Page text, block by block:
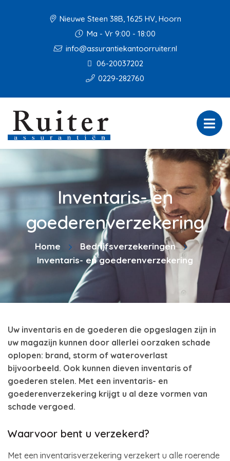
Nieuwe Steen 38B, 1625 HV, Hoorn
Ma - Vr 9:00 - 18:00
info@assurantiekantoorruiter.nl
06-20037202
0229-282760
Inventaris- en
goederenverzekering
Home
Bedrijfsverzekeringen
Inventaris- en goederenverzekering
Uw inventaris en de goederen die opgeslagen zijn in
uw magazijn kunnen door allerlei oorzaken schade
oplopen: brand, storm of wateroverlast
bijvoorbeeld. Ook kunnen dieven inventaris of
goederen stelen. Met een inventaris- en
goederenverzekering krijgt u al deze vormen van
schade vergoed.
Waarvoor bent u verzekerd?
Met een inventarisverzekering verzekert u alle roerende